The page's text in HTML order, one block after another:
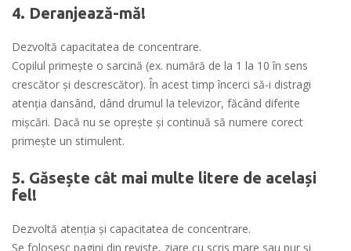
4. Deranjează-mă!
Dezvoltă capacitatea de concentrare.
Copilul primește o sarcină (ex. numără de la 1 la 10 în sens
crescător și descrescător). În acest timp încerci să-i distragi
atenția dansând, dând drumul la televizor, făcând diferite
mișcări. Dacă nu se oprește și continuă să numere corect
primește un stimulent.
5. Găsește cât mai multe litere de același
fel!
Dezvoltă atenția și capacitatea de concentrare.
Se folosesc pagini din reviste, ziare cu scris mare sau pur și